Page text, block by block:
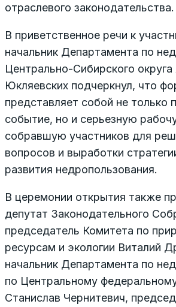
отраслевого законодательства.
В приветственное речи к
начальник Департамента по
Центрально-Сибирского
Юкляевских подчеркнул, что
представляет собой не только
событие, но и серьезную
собравшую участников для
вопросов и выработки
развития недропользования.
В церемонии открытия также
депутат Законодательного
председатель Комитета по
ресурсам и экологии Виталий
начальник Департамента по
по Центральному
Станислав Чернитевич,